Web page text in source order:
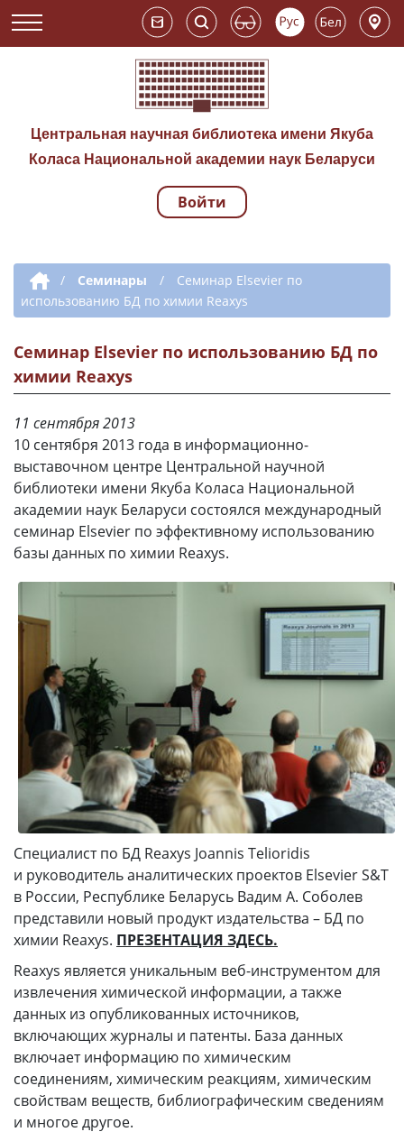
Центральная научная библиотека имени Якуба
Коласа Национальной академии наук Беларуси
Навигация по
Войти
Дополнительная навигация
/ Семинары /
Семинар Elsevier по
использованию БД по химии Reaxys
Семинар Elsevier по использованию БД по
химии Reaxys
11 сентября 2013
10 сентября 2013 года в информационно-
выставочном центре Центральной научной
библиотеки имени Якуба Коласа Национальной
академии наук Беларуси состоялся международный
семинар Elsevier по эффективному использованию
базы данных по химии Reaxys.
Специалист по БД Reaxys Joannis Telioridis
и руководитель аналитических проектов Elsevier S&T
в России, Республике Беларусь Вадим А. Соболев
представили новый продукт издательства – БД по
химии Reaxys. ПРЕЗЕНТАЦИЯ ЗДЕСЬ.
Reaxys является уникальным веб-инструментом для
извлечения химической информации, а также
данных из опубликованных источников,
включающих журналы и патенты. База данных
включает информацию по химическим
соединениям, химическим реакциям, химическим
свойствам веществ, библиографическим сведениям
и многое другое.